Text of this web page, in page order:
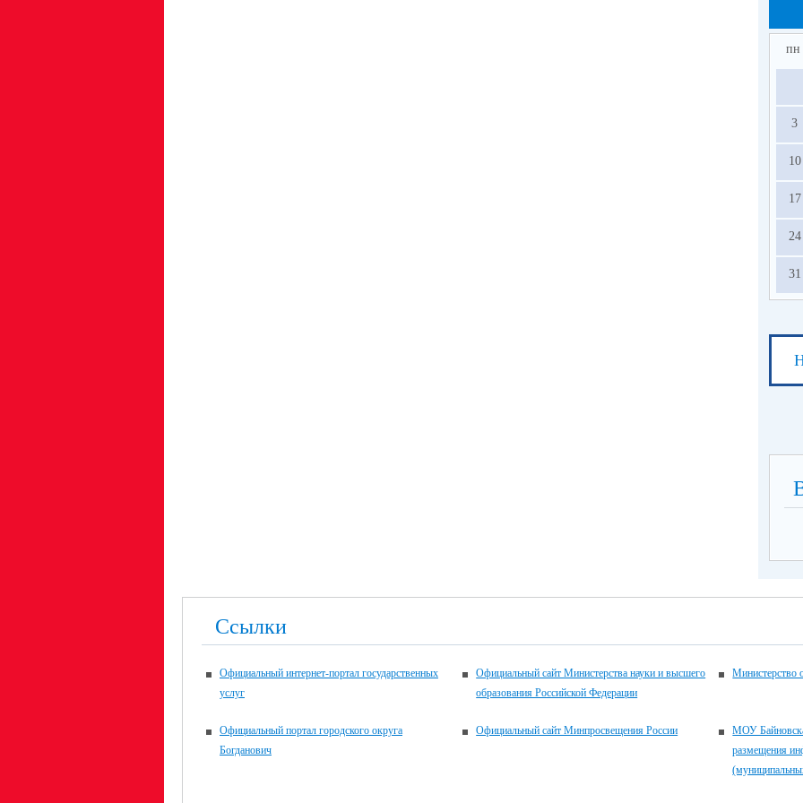
пн
3
10
17
24
31
Ссылки
Официальный интернет-портал государственных
услуг
Официальный сайт Министерства науки и высшего
образования Российской Федерации
Министерство
Официальный портал городского округа
Богданович
Официальный сайт Минпросвещения России
МОУ
размещения